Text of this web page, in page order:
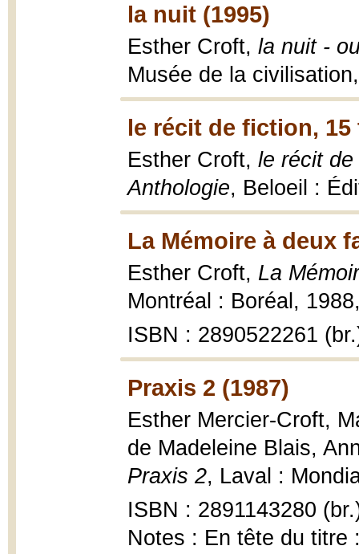
la nuit (1995)
Esther Croft, la nuit -
Musée de la
le récit de fiction,
Esther Croft, le récit
Anthologie, Beloeil :
La Mémoire à deux
Esther Croft, La
Montréal : Boréal,
ISBN : 2890522261
Praxis 2 (1987)
Esther Mercier-Croft,
de Madeleine Blais,
Praxis 2, Laval :
ISBN : 2891143280
Notes : En tête du titre